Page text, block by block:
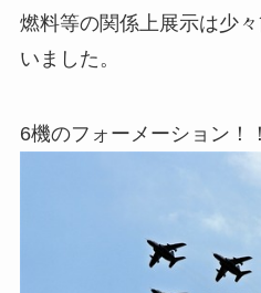
燃料等の関係上展示は少
いました。
6機のフォーメーション！！